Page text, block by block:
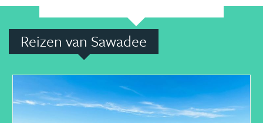
Reizen van Sawadee